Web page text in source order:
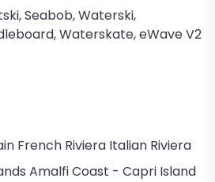
Seabob, Waterski,
Waterskate, eWave V2
French Riviera Italian Riviera
Amalfi Coast - Capri Island